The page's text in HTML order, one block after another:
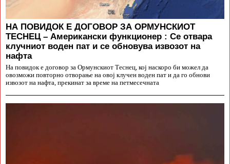
НА ПОВИДОК Е ДОГОВОР ЗА ОРМУНСКИОТ
ТЕСНЕЦ – Американски функционер : Се отвара
клучниот воден пат и се обновува извозот на
нафта
На повидок е договор за Ормунскиот Теснец, кој наскоро би можел да
овозможи повторно отворање на овој клучен воден пат и да го обнови
извозот на нафта, прекинат за време на петмесечната